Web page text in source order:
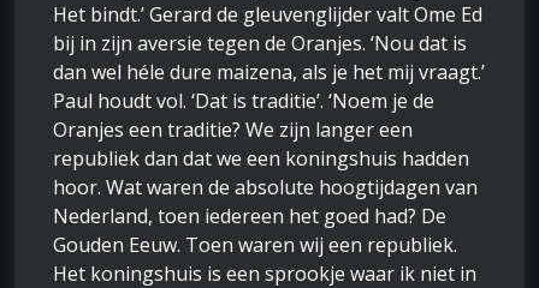
Het bindt.’ Gerard de gleuvenglijder valt Ome Ed
bij in zijn aversie tegen de Oranjes. ‘Nou dat is
dan wel héle dure maizena, als je het mij vraagt.’
Paul houdt vol. ‘Dat is traditie’. ‘Noem je de
Oranjes een traditie? We zijn langer een
republiek dan dat we een koningshuis hadden
hoor. Wat waren de absolute hoogtijdagen van
Nederland, toen iedereen het goed had? De
Gouden Eeuw. Toen waren wij een republiek.
Het koningshuis is een sprookje waar ik niet in